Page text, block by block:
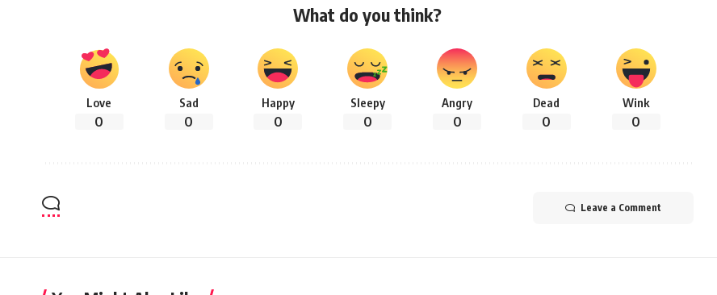
What do you think?
Love
0
Sad
0
Happy
0
Sleepy
0
Angry
0
Dead
0
Wink
0
Leave a Comment